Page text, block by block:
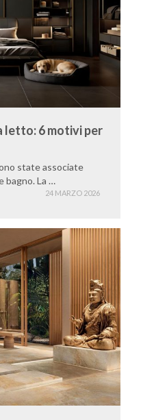
letto: 6 motivi per
state associate
bagno. La …
24 MARZO 2026